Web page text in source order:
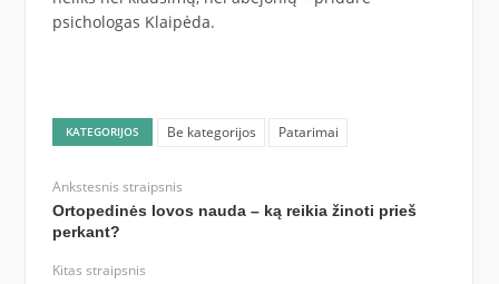
psichologas Klaipėda.
KATEGORIJOS Be kategorijos Patarimai
Ankstesnis straipsnis
Ortopedinės lovos nauda – ką reikia žinoti prieš
perkant?
Kitas straipsnis